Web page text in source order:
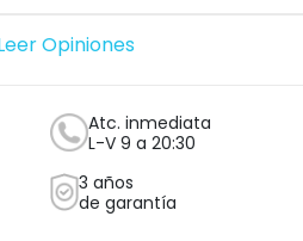
Opiniones
Atc. inmediata
L-V 9 a 20:30
3 años
de garantía